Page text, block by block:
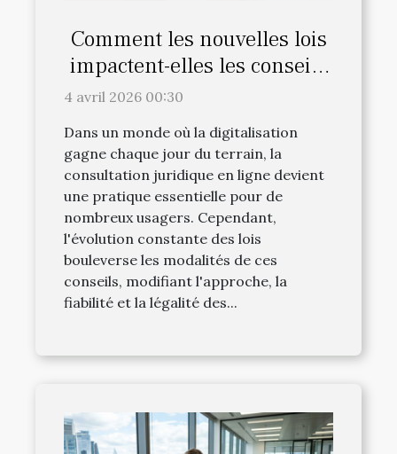
Comment les nouvelles lois
impactent-elles les conseils
juridiques en ligne ?
4 avril 2026 00:30
Dans un monde où la digitalisation
gagne chaque jour du terrain, la
consultation juridique en ligne devient
une pratique essentielle pour de
nombreux usagers. Cependant,
l'évolution constante des lois
bouleverse les modalités de ces
conseils, modifiant l'approche, la
fiabilité et la légalité des...